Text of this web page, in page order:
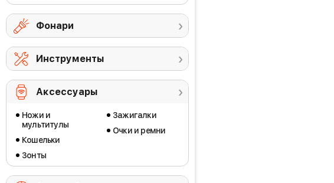
Фонари
Инструменты
Аксессуары
Ножи и
мультитулы
Кошельки
Зонты
Зажигалки
Очки и ремни